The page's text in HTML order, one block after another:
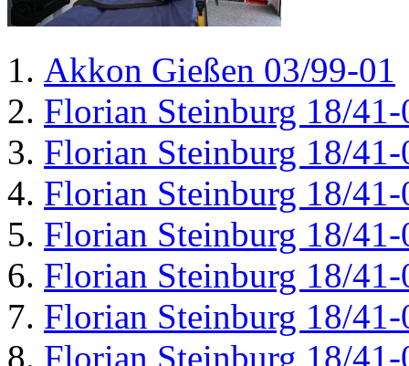
Akkon Gießen 03/99-01
Florian Steinburg 18/41-
Florian Steinburg 18/41-
Florian Steinburg 18/41-
Florian Steinburg 18/41-
Florian Steinburg 18/41-
Florian Steinburg 18/41-
Florian Steinburg 18/41-